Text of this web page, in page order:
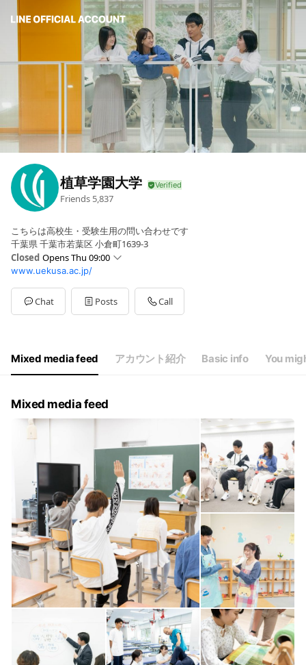
植草学園大学
Friends 5,837
こちらは高校生・受験生用の問い合わせです
千葉県 千葉市若葉区 小倉町1639-3
Closed Opens Thu 09:00
SunClosed
Mon09:00 - 17:00
Tue09:00 - 17:00
Wed09:00 - 17:00
Sat
平日9:00～17:00
www.uekusa.ac.jp/
Chat Posts Call
Mixed media feed アカウント紹介 Basic info You
Mixed media feed